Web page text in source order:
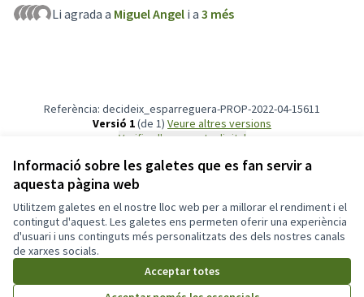
Informació sobre les galetes que es fan servir a
aquesta pàgina web
Utilitzem galetes en el nostre lloc web per a millorar el rendiment i el
contingut d'aquest. Les galetes ens permeten oferir una experiència
d'usuari i uns continguts més personalitzats des dels nostres canals
de xarxes socials.
Acceptar totes
Li agrada a Miguel Angel i a 3 més
Referència: decideix_esparreguera-PROP-2022-04-15611
Versió 1(de 1)
veure altres versions
Verifica l'empremta digital
Termes i condicions d'ús
Configuració de les galetes
Participa311 decideix.esparreguera.cat a X
(Enllaç extern)
Participa311 decideix.esparreguera.cat a Facebook
(Enllaç extern)
Participa311 decideix.esparreguera.cat a Instagram
(Enllaç extern)
Participa311 decideix.esparreguera.cat a YouTube
(Enllaç extern)
Triar la llenguaElegir el idioma